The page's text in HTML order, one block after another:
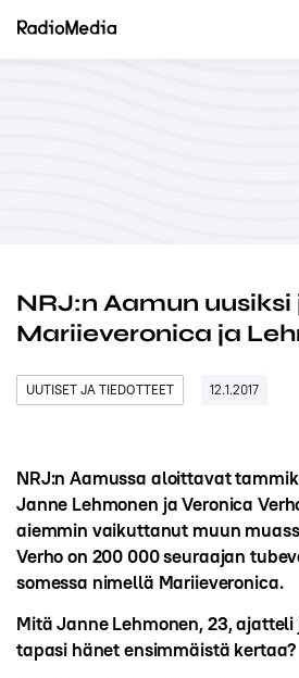
NRJ:n Aamun
Mariieveronica ja
UUTISET JA TIEDOTTEET 12.1.2017
NRJ:n Aamussa aloittavat
Janne Lehmonen ja Veronica
aiemmin vaikuttanut muun
Verho on 200 000 seuraajan
somessa nimellä Mariieveronica.
Mitä Janne Lehmonen, 23,
tapasi hänet ensimmäistä kertaa?